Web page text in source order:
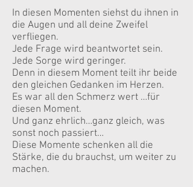
In diesen Momenten siehst du ihnen in
die Augen und all deine Zweifel
verfliegen.
Jede Frage wird beantwortet sein.
Jede Sorge wird geringer.
Denn in diesem Moment teilt ihr beide
den gleichen Gedanken im Herzen.
Es war all den Schmerz wert …für
diesen Moment.
Und ganz ehrlich…ganz gleich, was
sonst noch passiert…
Diese Momente schenken all die
Stärke, die du brauchst, um weiter zu
machen.